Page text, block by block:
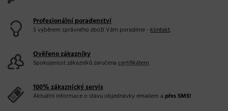
Profesionální poradenství
S výběrem správného zboží Vám poradíme -kontakt.
Ověřeno zákazníky
Spokojenost zákazníků zaručena certifikátem.
100% zákaznický servis
Aktuální informace o stavu objednávky emailem a přes SMS!